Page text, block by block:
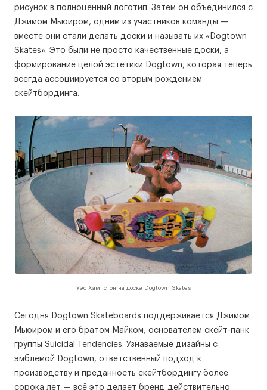
рисунок в полноценный логотип. Затем он объединился с
Джимом Мьюиром, одним из участников команды —
вместе они стали делать доски и называть их «Dogtown
Skates». Это были не просто качественные доски, а
формирование целой эстетики Dogtown, которая теперь
всегда ассоциируется со вторым рождением
скейтбординга.
Уэс Хампстон на доске Dogtown Skates
Сегодня Dogtown Skateboards поддерживается Джимом
Мьюиром и его братом Майком, основателем скейт-панк
группы Suicidal Tendencies. Узнаваемые дизайны с
эмблемой Dogtown, ответственный подход к
производству и преданность скейтбордингу более
сорока лет — всё это делает бренд действительно